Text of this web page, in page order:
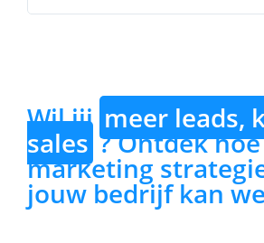
Wil jij meer leads,
sales ? Ontdek
marketing
jouw bedrijf kan